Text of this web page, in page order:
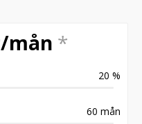
mån *
20 %
60 mån